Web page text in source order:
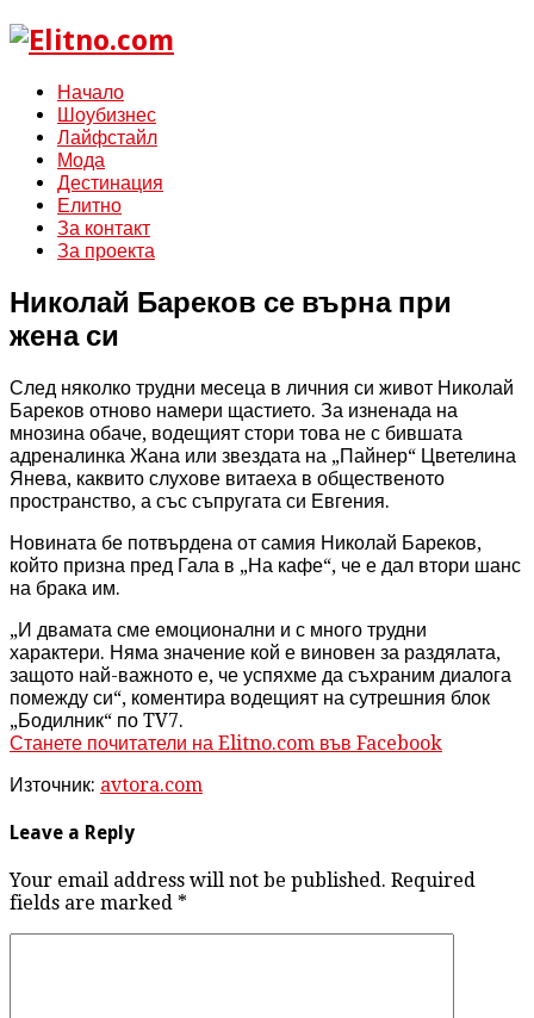
Начало
Шоубизнес
Лайфстайл
Мода
Дестинация
Елитно
За контакт
За проекта
Николай Бареков се върна при
жена си
След няколко трудни месеца в личния си живот Николай
Бареков отново намери щастието. За изненада на
мнозина обаче, водещият стори това не с бившата
адреналинка Жана или звездата на „Пайнер“ Цветелина
Янева, каквито слухове витаеха в общественото
пространство, а със съпругата си Евгения.
Новината бе потвърдена от самия Николай Бареков,
който призна пред Гала в „На кафе“, че е дал втори шанс
на брака им.
„И двамата сме емоционални и с много трудни
характери. Няма значение кой е виновен за раздялата,
защото най-важното е, че успяхме да съхраним диалога
помежду си“, коментира водещият на сутрешния блок
„Бодилник“ по TV7.
Станете почитатели на Elitno.com във Facebook
Източник: avtora.com
Leave a Reply
Your email address will not be published. Required
fields are marked *